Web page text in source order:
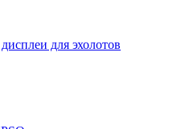
для эхолотов